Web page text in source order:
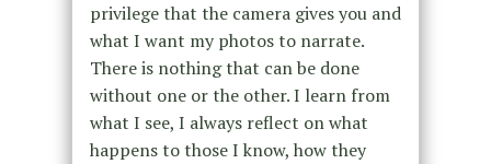
privilege that the camera gives you and
what I want my photos to narrate.
There is nothing that can be done
without one or the other. I learn from
what I see, I always reflect on what
happens to those I know, how they